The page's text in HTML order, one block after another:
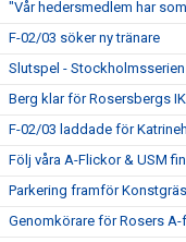
"Vår hedersmedlem har
F-02/03 söker ny tränare
Slutspel - Stockholmsserien
Berg klar för Rosersbergs IK
F-02/03 laddade för
Följ våra A-Flickor & USM
Parkering framför
Genomkörare för Rosers